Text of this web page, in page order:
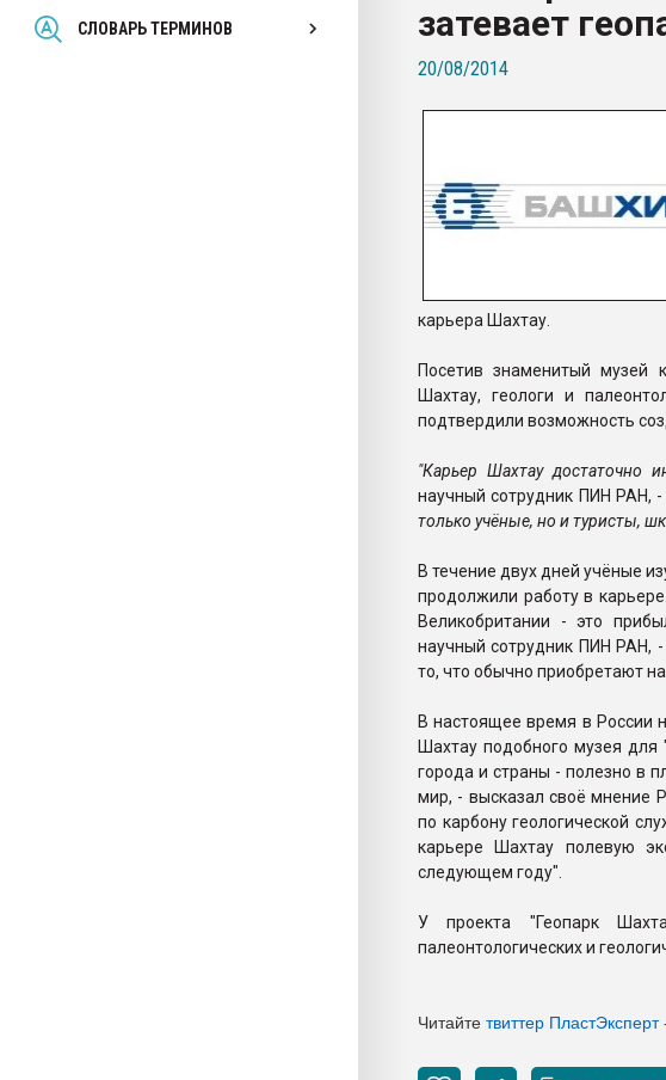
СЛОВАРЬ ТЕРМИНОВ
Всё, что касается выдува ПЭТ
бутылок
ПЕРЕЙТИ НА ФОРУМ
затевает
20/08/2014
карьера Шахтау.
Посетив знаменитый музей
Шахтау, геологи и
подтвердили возможность
"Карьер Шахтау достаточно
научный сотрудник ПИН РАН,
только учёные, но и туристы,
В течение двух дней учёные
продолжили работу в
Великобритании - это
научный сотрудник ПИН РАН, -
то, что обычно приобретают
В настоящее время в России
Шахтау подобного музея
города и страны - полезно в
мир, - высказал своё мнение
по карбону геологической
карьере Шахтау полевую
следующем году".
У проекта "Геопарк
палеонтологических и
Читайте твиттер ПластЭксперт